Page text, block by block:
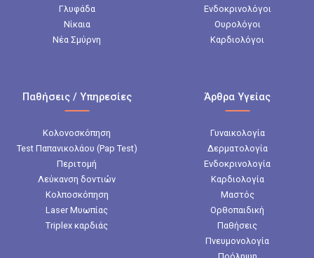
Γλυφάδα
Νίκαια
Νέα Σμύρνη
Ενδοκρινολόγοι
Ουρολόγοι
Καρδιολόγοι
Παθήσεις / Υπηρεσίες
Κολονοσκόπηση
Test Παπανικολάου (Pap Test)
Περιτομή
Λεύκανση δοντιών
Κολποσκόπηση
Laser Μυωπίας
Triplex καρδιάς
Άρθρα Υγείας
Γυναικολογία
Δερματολογία
Ενδοκρινολογία
Καρδιολογία
Μαστός
Ορθοπαιδική
Παθήσεις
Πνευμονολογία